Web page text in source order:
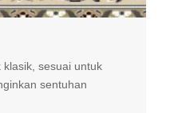
sesuai untuk
sentuhan